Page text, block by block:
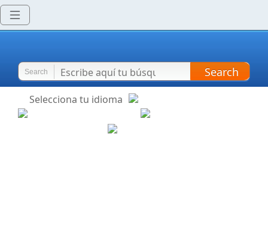
Search Search
Selecciona tu idioma